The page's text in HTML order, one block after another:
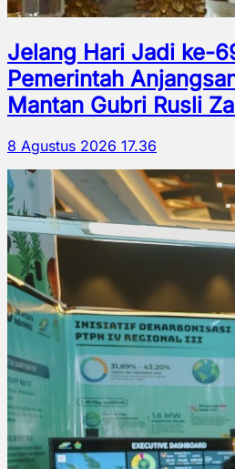
Jelang Hari Jadi ke-
Pemerintah
Mantan Gubri Rusli
8 Agustus 2026 17.36